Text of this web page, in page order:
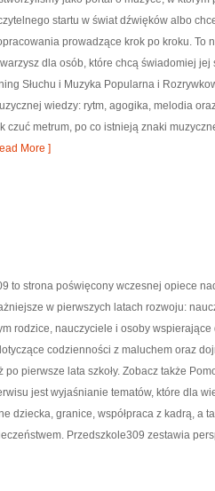
startu w świat dźwięków albo
prowadzące krok po kroku. To
dla osób, które chcą świadomiej jej
Słuchu i Muzyka Popularna i
wiedzy: rytm, agogika, melodia
czuć metrum, po co istnieją znaki
More ]
to strona poświęcony wczesnej opiece
w pierwszych latach rozwoju:
rodzice, nauczyciele i osoby
codzienności z maluchem oraz
po pierwsze lata szkoły. Zobacz także
jest wyjaśnianie tematów, które dla
dziecka, granice, współpraca z kadrą, a
Przedszkole309 zestawia